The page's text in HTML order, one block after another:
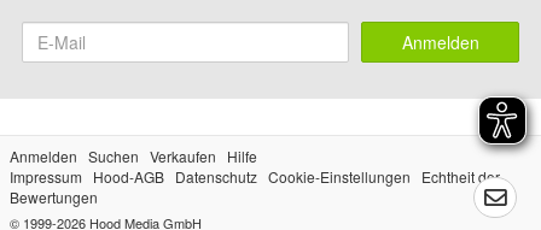
Anmelden
Anmelden Suchen Verkaufen
Hilfe
Impressum
Hood-AGB Datenschutz Cookie-Einstellungen
Echtheit der
Bewertungen
© 1999-2026 Hood Media GmbH